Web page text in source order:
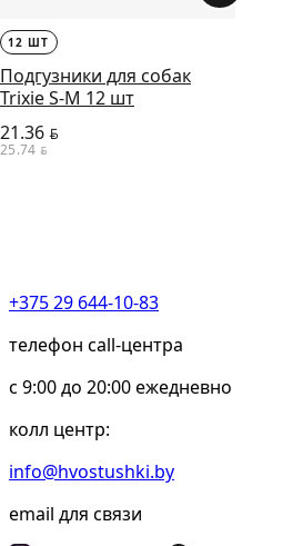
12 ШТ
Подгузники для собак
Trixie S-M 12 шт
21.36 BYN
25.74 BYN
+375 29 644-10-83
телефон call-центра
c 9:00 до 20:00 ежедневно
колл центр:
info@hvostushki.by
email для связи